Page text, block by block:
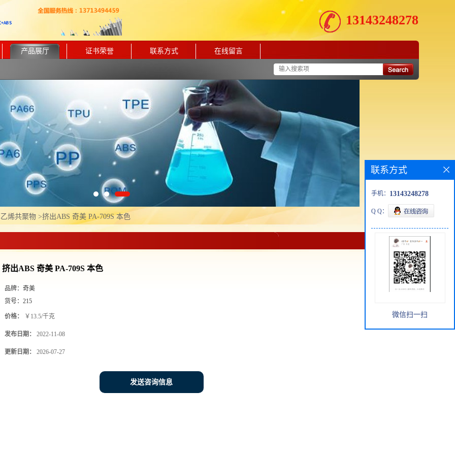
13143248278
产品展厅 证书荣誉 联系方式 在线留言
烯共聚物 >挤出ABS 奇美 PA-709S 本色
挤出ABS 奇美 PA-709S 本色
品牌： 奇美
货号： 215
价格： ￥13.5/千克
发布日期： 2022-11-08
更新日期： 2026-07-27
发送咨询信息
联系方式
手机： 13143248278
Q Q：
微信扫一扫